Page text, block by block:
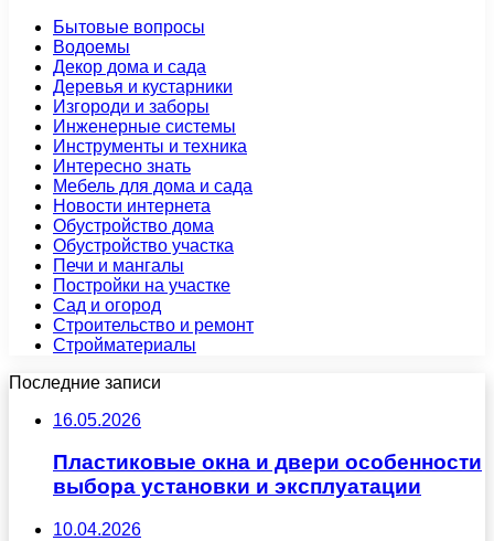
Бытовые вопросы
Водоемы
Декор дома и сада
Деревья и кустарники
Изгороди и заборы
Инженерные системы
Инструменты и техника
Интересно знать
Мебель для дома и сада
Новости интернета
Обустройство дома
Обустройство участка
Печи и мангалы
Постройки на участке
Сад и огород
Строительство и ремонт
Стройматериалы
Последние записи
16.05.2026
Пластиковые окна и двери особенности
выбора установки и эксплуатации
10.04.2026